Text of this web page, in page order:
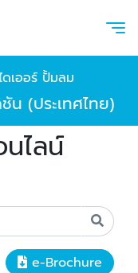
ดเออร์ ปั้มลม
น (ประเทศไทย)
ไลน์
e-Brochure